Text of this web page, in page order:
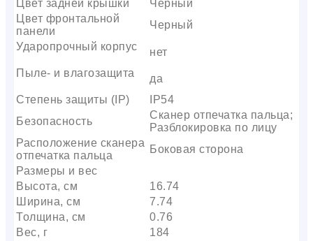
Цвет задней крышки
Черный
Цвет фронтальной
панели
Черный
Ударопрочный корпус
нет
Пыле- и влагозащита
да
Степень защиты (IP)
IP54
Безопасность
Сканер отпечатка пальца;
Разблокировка по лицу
Расположение сканера
отпечатка пальца
Боковая сторона
Размеры и вес
Высота, см
16.74
Ширина, см
7.74
Толщина, см
0.76
Вес, г
184